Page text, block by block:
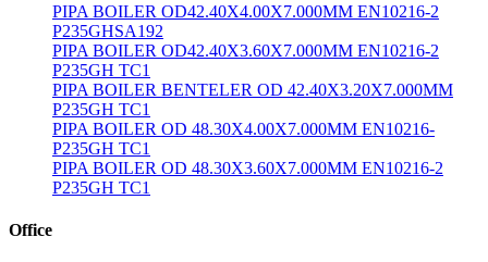
PIPA BOILER OD42.40X4.00X7.000MM EN10216-2
P235GHSA192
PIPA BOILER OD42.40X3.60X7.000MM EN10216-2
P235GH TC1
PIPA BOILER BENTELER OD 42.40X3.20X7.000MM
P235GH TC1
PIPA BOILER OD 48.30X4.00X7.000MM EN10216-
P235GH TC1
PIPA BOILER OD 48.30X3.60X7.000MM EN10216-2
P235GH TC1
Office